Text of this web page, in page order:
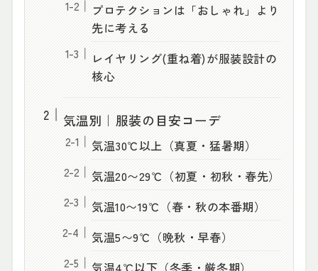
プロテクションは「おしゃれ」より
先に考える
レイヤリング(重ね着)が服装設計の
核心
気温別｜服装の目安コーデ
気温30℃以上（真夏・猛暑期）
気温20〜29℃（初夏・初秋・春先）
気温10〜19℃（春・秋の本番期）
気温5〜9℃（晩秋・早春）
気温4℃以下（冬季・厳冬期）